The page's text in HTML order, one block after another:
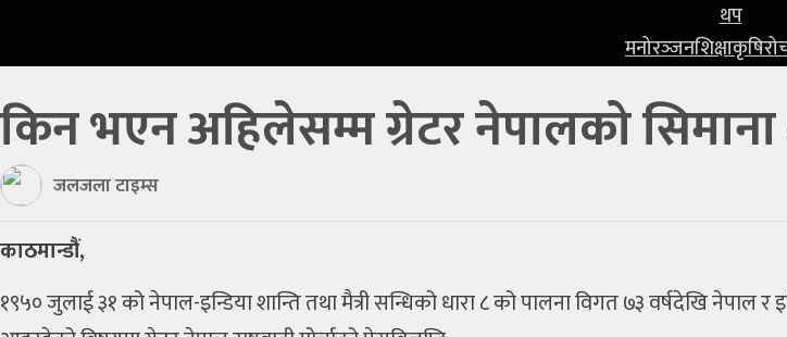
थप
मनोरञ्‍जनशिक्षाकृषि
खेलकुद
अन्तर्राष्ट्रिय
थप
मनोरञ्‍जन
शिक्षा
कृषि
किन भएन अहिलेसम्म ग्रेटर नेपालको
जलजला टाइम्स
काठमान्डौं,
१९५० जुलाई ३१ को नेपाल-इन्डिया शान्ति तथा मैत्री सन्धिको धारा ८ को पालना विगत ७३ वर्षदेखि